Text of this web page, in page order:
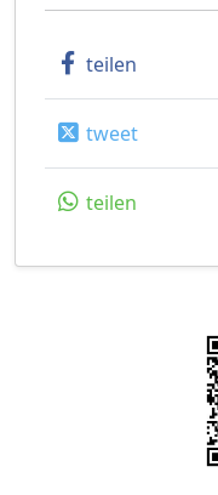
teilen
tweet
teilen